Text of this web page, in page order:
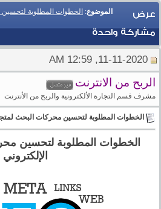
الموضوع: الخطوات المطلوبة
عرض
مشاركة واحدة
الربح من الانترنت
مشرف قسم التجارة الألكترونية والربح من الأنترنت
الخطوات المطلوبة لتحسين محركات البحث
الخطوات المطلوبة لتحسين
الإلكتروني